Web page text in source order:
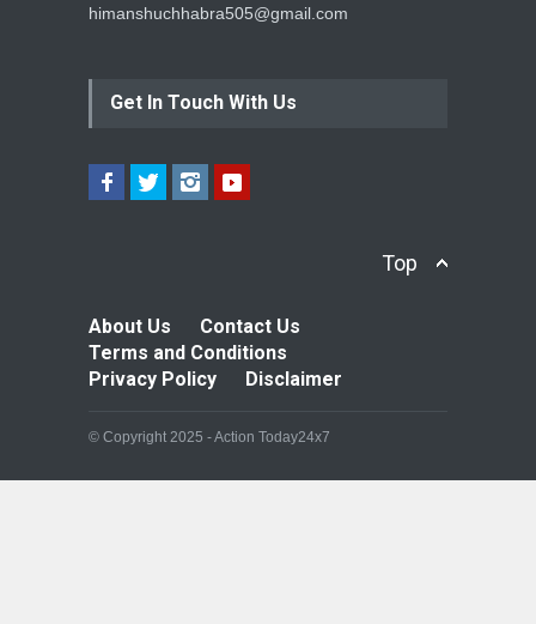
himanshuchhabra505@gmail.com
Get In Touch With Us
Top
About Us
Contact Us
Terms and Conditions
Privacy Policy
Disclaimer
© Copyright 2025 - Action Today24x7